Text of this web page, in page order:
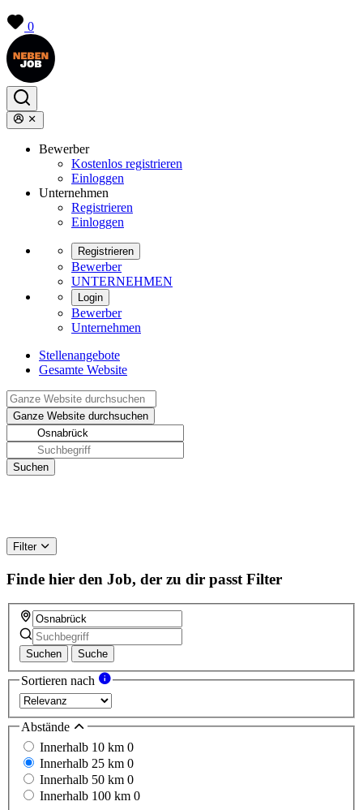
0
Bewerber
Kostenlos registrieren
Einloggen
Unternehmen
Registrieren
Einloggen
Registrieren
Bewerber
UNTERNEHMEN
Login
Bewerber
Unternehmen
Stellenangebote
Gesamte Website
Filter
Finde hier den Job, der zu dir passt Filter
Suchen Suche
Sortieren nach
Abstände
Innerhalb 10 km 0
Innerhalb 25 km 0
Innerhalb 50 km 0
Innerhalb 100 km 0